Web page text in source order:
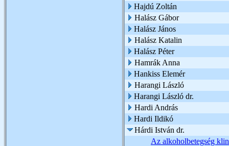
Hajdú Zoltán
Halász Gábor
Halász János
Halász Katalin
Halász Péter
Hamrák Anna
Hankiss Elemér
Harangi László
Harangi László dr.
Hardi András
Hardi Ildikó
Hárdi István dr.
Az alkoholbetegség